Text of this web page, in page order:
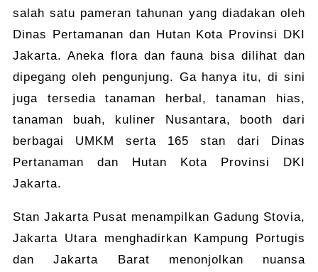
salah satu pameran tahunan yang diadakan oleh
Dinas Pertamanan dan Hutan Kota Provinsi DKI
Jakarta. Aneka flora dan fauna bisa dilihat dan
dipegang oleh pengunjung. Ga hanya itu, di sini
juga tersedia tanaman herbal, tanaman hias,
tanaman buah, kuliner Nusantara, booth dari
berbagai UMKM serta 165 stan dari Dinas
Pertanaman dan Hutan Kota Provinsi DKI
Jakarta.
Stan Jakarta Pusat menampilkan Gadung Stovia,
Jakarta Utara menghadirkan Kampung Portugis
dan Jakarta Barat menonjolkan nuansa